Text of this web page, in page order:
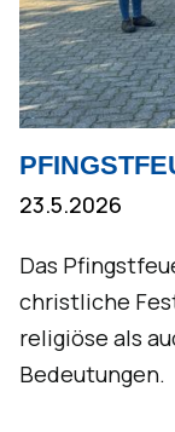
23.5.2026
Das
christliche
religiöse als
Bedeutungen.